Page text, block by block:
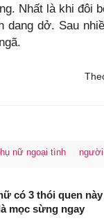
Nhất là khi đôi
dang dở. Sau
nữ ngoại tình người
có 3 thói quen
mọc sừng ngay